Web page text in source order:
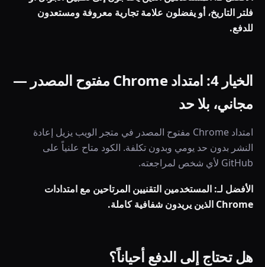
فلتر التاريخ، أو يفضلون علامة تجارية معروفة ومستعدون
للدفع.
الخيار 4: امتداد Chrome مفتوح المصدر —
مجاني، بلا حد
امتداد Chrome مفتوح المصدر في متجر الويب يزيل إعادة
النشر بدون حد يومي وبدون تكلفة. الكود متاح علنياً على
GitHub لأي شخص لمراجعته.
الأفضل لـ: المستخدمين التقنيين المرتاحين مع امتدادات
Chrome الذين يريدون شفافية كاملة.
هل تحتاج إلى الدفع أحياناً؟